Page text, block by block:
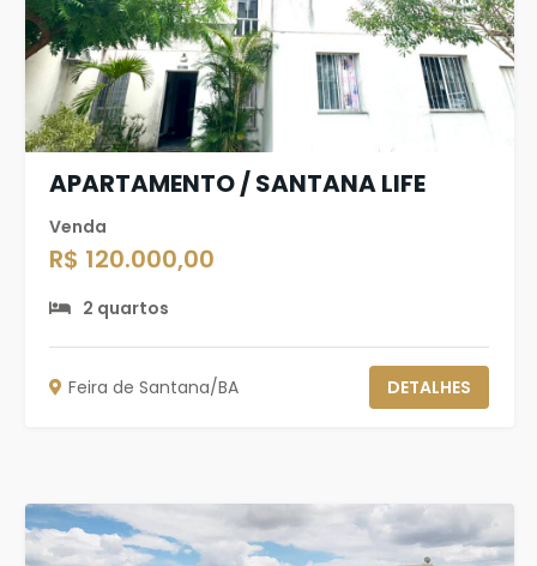
APARTAMENTO / SANTANA LIFE
Venda
R$ 120.000,00
2 quartos
Feira de Santana/BA DETALHES